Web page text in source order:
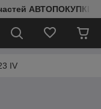
АВТОПОКУПКИ
IV